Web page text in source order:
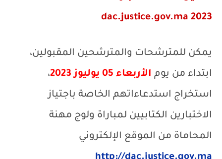
2023
dac.justice.gov.ma
يمكن للمترشحات والمترشحين المقبولين،
ابتداء من يوم الأربعاء 05 يوليوز 2023
،
استخراج استدعاءاتهم الخاصة باجتياز
الاختبارين الكتابيين لمباراة ولوج مهنة
المحاماة من الموقع الإلكتروني